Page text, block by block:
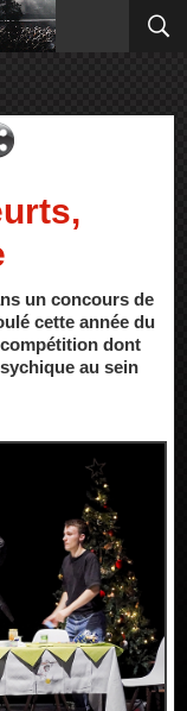
un concours de
cette année du
dont
au sein